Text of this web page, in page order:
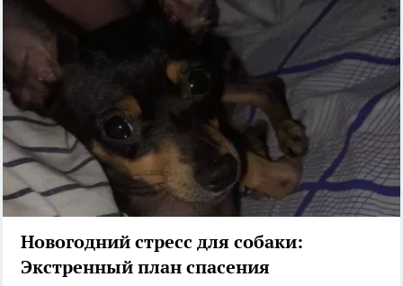
Новогодний стресс для собаки:
Экстренный план спасения